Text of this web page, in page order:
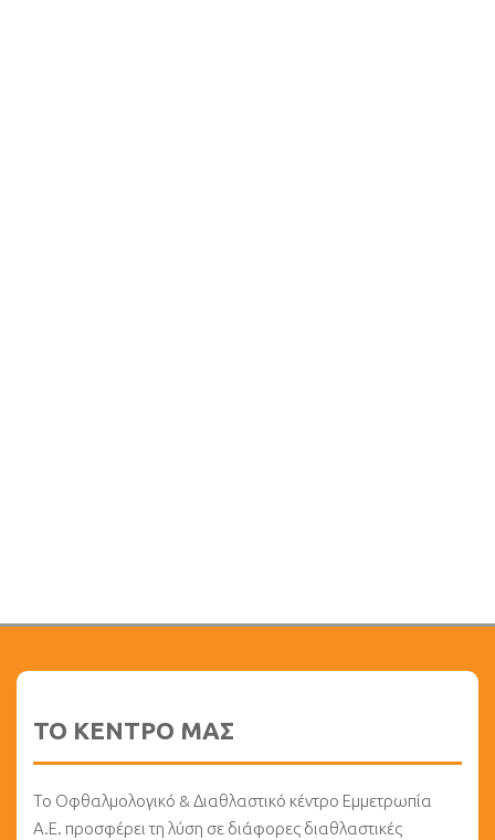
ΤΟ ΚΕΝΤΡΟ ΜΑΣ
Το Οφθαλμολογικό & Διαθλαστικό κέντρο Εμμετρωπία
Α.Ε. προσφέρει τη λύση σε διάφορες διαθλαστικές